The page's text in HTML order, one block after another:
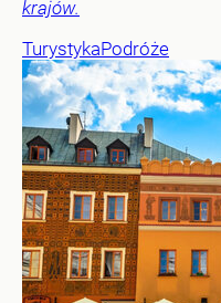
krajów.
TurystykaPodróże